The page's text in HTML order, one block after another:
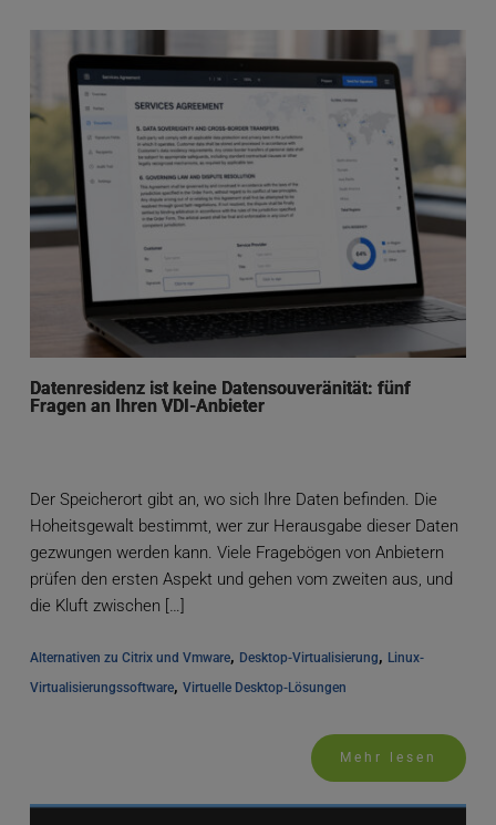
Datenresidenz ist keine Datensouveränität: fünf
Fragen an Ihren VDI-Anbieter
Der Speicherort gibt an, wo sich Ihre Daten befinden. Die
Hoheitsgewalt bestimmt, wer zur Herausgabe dieser Daten
gezwungen werden kann. Viele Fragebögen von Anbietern
prüfen den ersten Aspekt und gehen vom zweiten aus, und
die Kluft zwischen […]
Alternativen zu Citrix und Vmware, Desktop-Virtualisierung, Linux-
Virtualisierungssoftware, Virtuelle Desktop-Lösungen
Mehr lesen